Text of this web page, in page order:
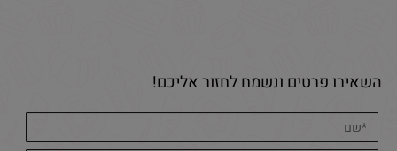
השאירו פרטים ונשמח לחזור אליכם!